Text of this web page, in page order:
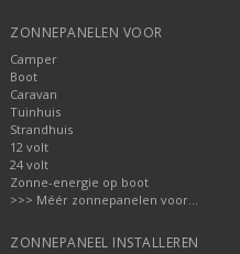
ZONNEPANELEN VOOR
Camper
Boot
Caravan
Tuinhuis
Strandhuis
12 volt
24 volt
Zonne-energie op boot
>>> Méér zonnepanelen voor...
ZONNEPANEEL INSTALLEREN